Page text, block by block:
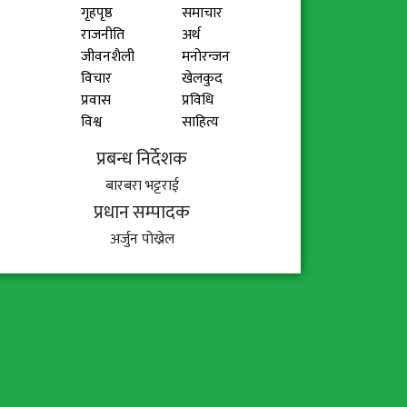
गृहपृष्ठ
समाचार
राजनीति
अर्थ
जीवनशैली
मनोरन्जन
विचार
खेलकुद
प्रवास
प्रविधि
विश्व
साहित्य
प्रबन्ध निर्देशक
बारबरा भट्टराई
प्रधान सम्पादक
अर्जुन पोख्रेल